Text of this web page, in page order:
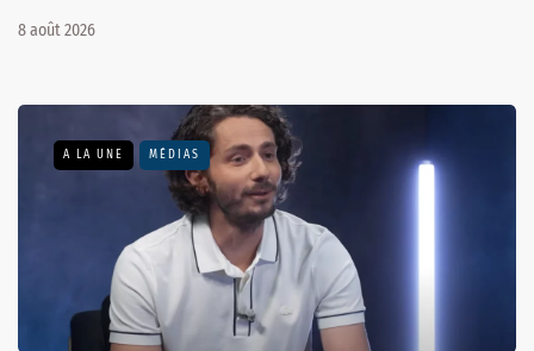
8 août 2026
A LA UNE MÉDIAS